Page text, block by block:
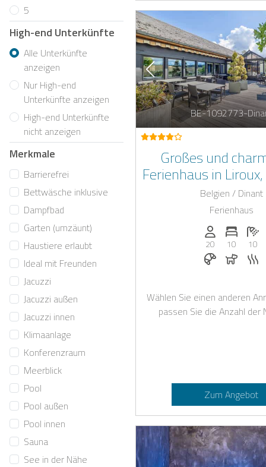
5
High-end Unterkünfte
Alle Unterkünfte
anzeigen
Nur High-end
Unterkünfte anzeigen
High-end Unterkünfte
nicht anzeigen
Merkmale
Barrierefrei
Bettwäsche inklusive
Dampfbad
Garten (umzäunt)
Haustiere erlaubt
Ideal mit Freunden
Jacuzzi
Jacuzzi außen
Jacuzzi innen
Klimaanlage
Konferenzraum
Meerblick
Pool
Pool außen
Pool innen
Sauna
See in der Nähe
BE-1092773-
Großes und
Ferienhaus in Liroux,
Dinant und
Whirlpool,
Belgien / Dinant
Ferienhaus
Anzahl der
20
Anzahl
10
10
Frühstück
Hunde
Wählen Sie einen anderen
passen Sie die Anzahl der
Zum Angebot